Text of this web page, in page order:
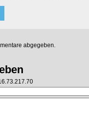
abgegeben.